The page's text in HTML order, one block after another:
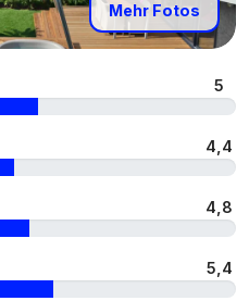
Mehr Fotos
5
4,4
4,8
5,4